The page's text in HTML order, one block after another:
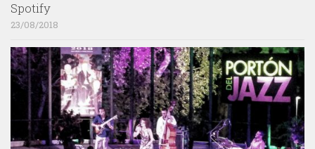
Spotify
23/08/2018